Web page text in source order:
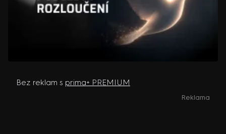
Bez reklam s prima+ PREMIUM
Reklama